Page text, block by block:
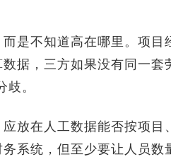
是不知道高在哪里。项
据，三方如果没有同一
。
放在人工数据能否按项
系统，但至少要让人员